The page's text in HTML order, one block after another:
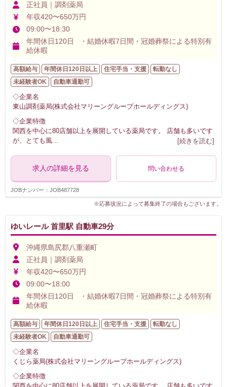
正社員｜調剤薬局
年収420〜650万円
09:00〜18:30
年間休日120日 ・結婚休暇7日間・冠婚葬祭による特別有
給休暇
高額給与 年間休日120日以上 住宅手当・支援
転勤なし
未経験者OK
自動車通勤可
◇企業名
東山調剤薬局(株式会社マリーングループホールディングス)
◇企業特徴
関西を中心に80店舗以上を展開している薬局です。 店舗も多いです
が、とても風... [続きを読む]
求人の詳細を見る 問い合わせる
JOBナンバー：JOB487728
※応募状況によって募集終了の場合もございます。
ゆいレール 首里駅 自動車29分
沖縄県島尻郡八重瀬町
正社員｜調剤薬局
年収420〜650万円
09:00〜18:00
年間休日120日 ・結婚休暇7日間・冠婚葬祭による特別有
給休暇
高額給与 年間休日120日以上 住宅手当・支援
転勤なし
未経験者OK
自動車通勤可
◇企業名
くじら薬局(株式会社マリーングループホールディングス)
◇企業特徴
関西を中心に80店舗以上を展開している薬局です。 店舗も多いです